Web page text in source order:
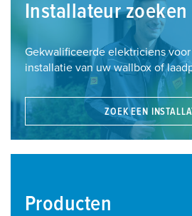
Installateur zoeken
Gekwalificeerde elektriciens
installatie van uw wallbox of
ZOEK EEN
Producten